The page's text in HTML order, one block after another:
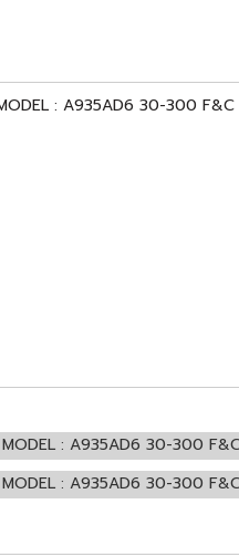
MODEL : A935AD6 30-300
MODEL : A935AD6 30-
MODEL : A935AD6 30-